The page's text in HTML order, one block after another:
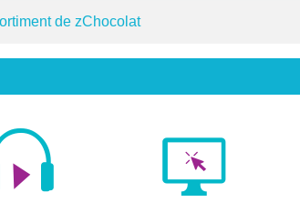
de zChocolat